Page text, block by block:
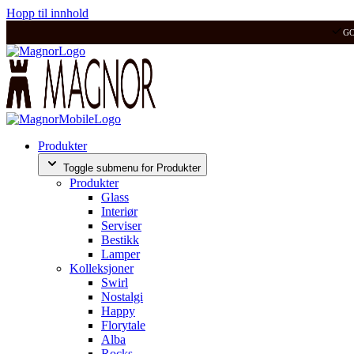
Hopp til innhold
Produkter
Toggle submenu for Produkter
Produkter
Glass
Interiør
Serviser
Bestikk
Lamper
Kolleksjoner
Swirl
Nostalgi
Happy
Florytale
Alba